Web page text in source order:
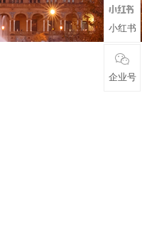

小红书

企业号